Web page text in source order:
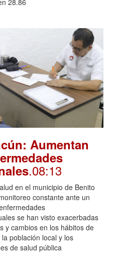
Aumentan
.08:13
en el municipio de Benito
constante ante un
se han visto exacerbadas
y cambios en los hábitos de
población local y los
de salud pública